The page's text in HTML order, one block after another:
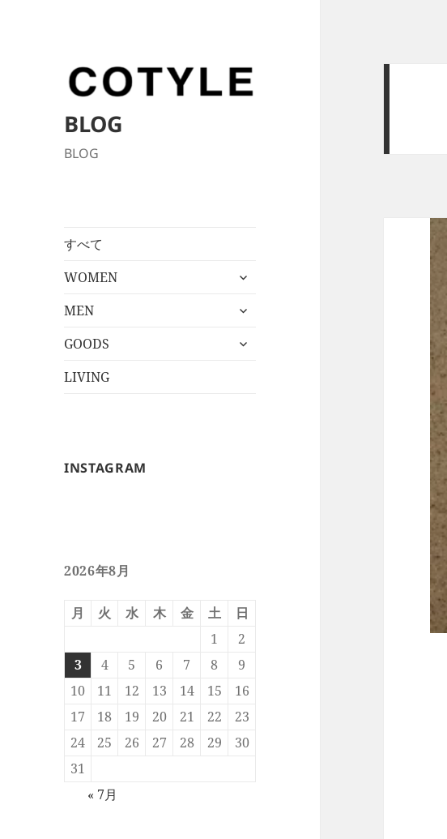
BLOG
BLOG
すべて
WOMEN
サ
メ
ュ
MEN
サ
メ
GOODS
サ
LIVING
INSTAGRAM
2026年8月
月 火 水 木 金 土
日
1
2
3
4 5 6 7 8
9
10
11 12 13 14 15
16
17
18 19 20 21 22
23
24
25 26 27 28 29
30
31
« 7月